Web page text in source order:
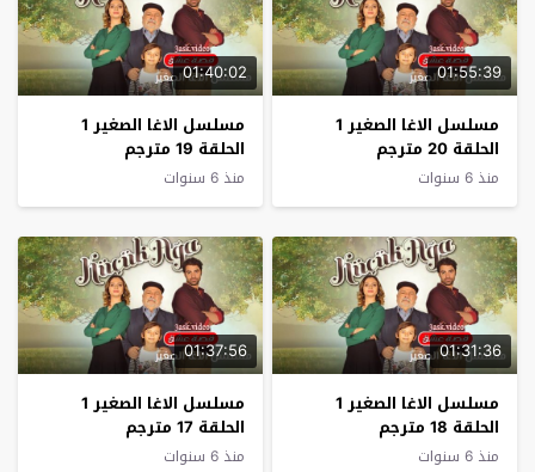
01:55:39
مسلسل الاغا الصغير 1
الحلقة 20 مترجم
منذ 6 سنوات
01:40:02
مسلسل الاغا الصغير 1
الحلقة 19 مترجم
منذ 6 سنوات
01:31:36
مسلسل الاغا الصغير 1
الحلقة 18 مترجم
منذ 6 سنوات
01:37:56
مسلسل الاغا الصغير 1
الحلقة 17 مترجم
منذ 6 سنوات